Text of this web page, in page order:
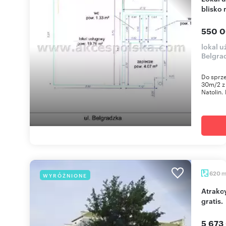
blisko
550
lokal
Do
30m/2
Natolin.
WYRÓŻNIONE 620 m
Atrakcyjny lokal biurowy 620 m2 z parkingiem
gratis.
5 673